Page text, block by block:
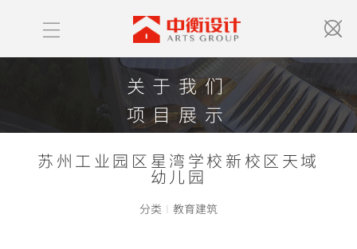
关于我们
项目展示
中衡新闻
联系我们
苏州工业园区星湾学校新校区天域
幼儿园
分类 I 教育建筑